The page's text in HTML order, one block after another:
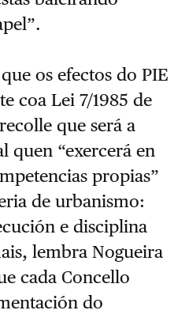
os efectos do PIE
coa Lei 7/1985 de
que será a
quen “exercerá en
propias”
de urbanismo:
e disciplina
lembra Nogueira
cada Concello
do